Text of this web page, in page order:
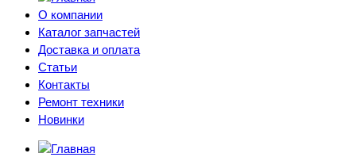
О компании
Каталог запчастей
Доставка и оплата
Статьи
Контакты
Ремонт техники
Новинки